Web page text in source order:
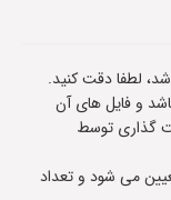
لطفا دقت کنید.
و فایل های آن
گذاری توسط
می شود و تعداد